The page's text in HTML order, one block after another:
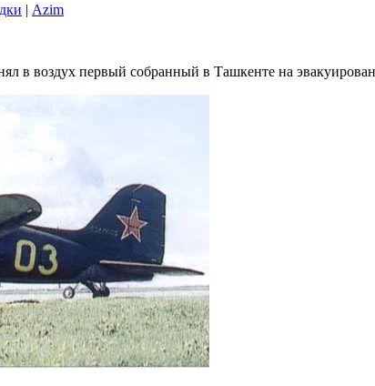
| Azim
в воздух первый собранный в Ташкенте на